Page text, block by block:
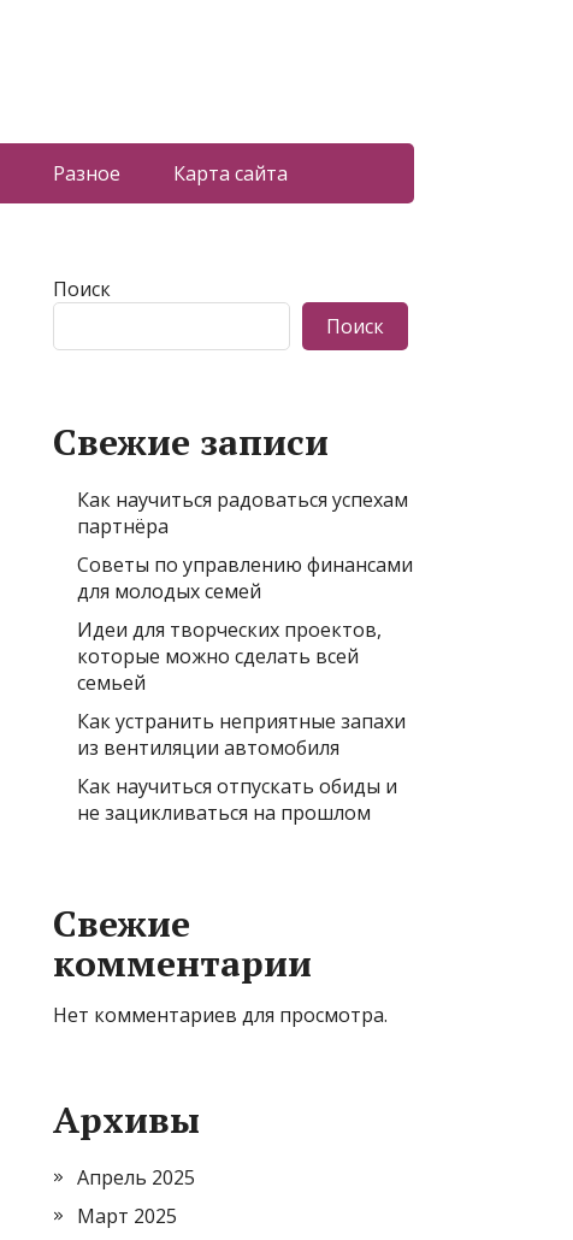
Разное Карта сайта
Поиск
Поиск
Свежие записи
Как научиться радоваться успехам
партнёра
Советы по управлению финансами
для молодых семей
Идеи для творческих проектов,
которые можно сделать всей
семьей
Как устранить неприятные запахи
из вентиляции автомобиля
Как научиться отпускать обиды и
не зацикливаться на прошлом
Свежие
комментарии
Нет комментариев для просмотра.
Архивы
Апрель 2025
Март 2025